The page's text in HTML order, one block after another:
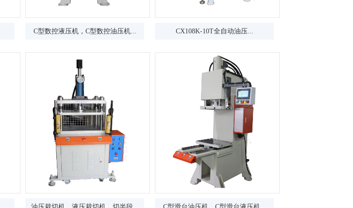
C型数控液压机，C型数控油压机... CX108K-10T全自动油压...